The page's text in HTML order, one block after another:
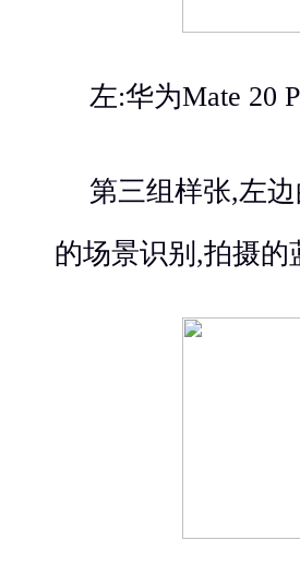
左:华为Mate 20
第三组样张,左
的场景识别,拍摄的